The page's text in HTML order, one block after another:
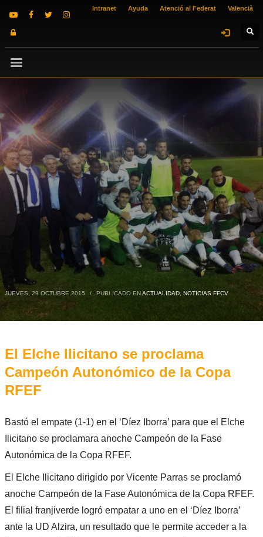
Intranet Ayuda Atenció al Federat Valencià
JUEVES, 29 OCTUBRE 2015 / PUBLICADO ENACTUALIDAD, NOTICIAS FFCV
El Elche Ilicitano se proclama
Campeón Autonómico de la Copa
RFEF
Bastó el empate (1-1) en el ‘Díez Iborra’ para que el Elche
Ilicitano se proclamara anoche Campeón de la Fase
Autonómica de la Copa RFEF.
El Elche Ilicitano dirigido por Vicente Parras se proclamó
anoche Campeón de la Fase Autonómica de la Copa RFEF.
El filial franjiverde logró empatar a uno en el ‘Díez Iborra’
ante la UD Alzira, un resultado que le permite acceder a la